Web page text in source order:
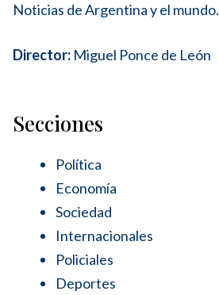
Noticias de Argentina y el mundo.
Director: Miguel Ponce de León
Secciones
Política
Economía
Sociedad
Internacionales
Policiales
Deportes